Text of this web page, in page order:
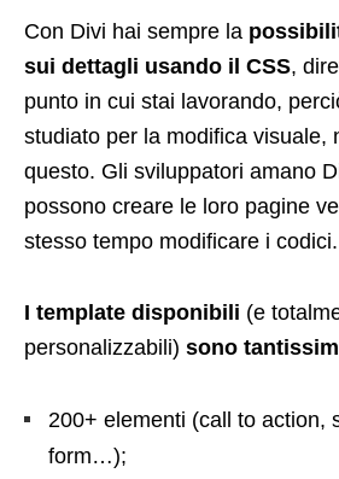
Con Divi hai sempre la
sui dettagli usando il CSS,
punto in cui stai lavorando,
studiato per la modifica visuale,
questo. Gli sviluppatori amano
possono creare le loro pagine
stesso tempo modificare i codici.
I template disponibili (e
personalizzabili) sono
200+ elementi (call to action,
form…);